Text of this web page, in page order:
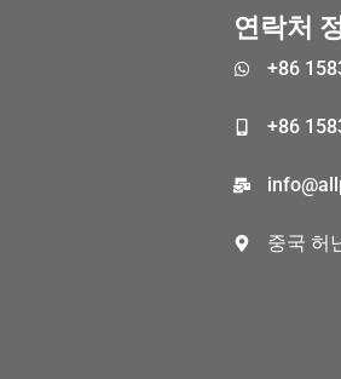
연락처
+86
+86
중국 허